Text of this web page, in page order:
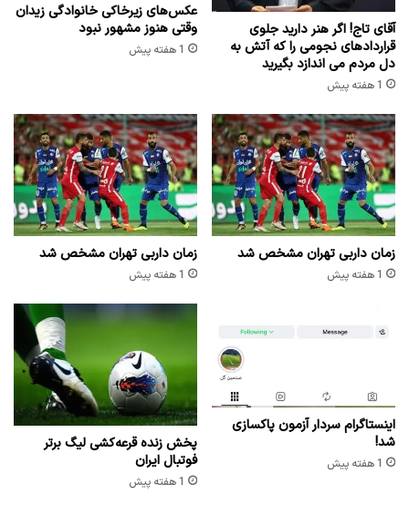
آقای تاج! اگر هنر دارید جلوی
قراردادهای نجومی را که آتش به
دل مردم می اندازد بگیرید
1 هفته پیش
عکس‌های زیرخاکی خانوادگی زیدان
وقتی هنوز مشهور نبود
1 هفته پیش
زمان داربی تهران مشخص شد
1 هفته پیش
زمان داربی تهران مشخص شد
1 هفته پیش
اینستاگرام سردار آزمون پاکسازی
شد!
1 هفته پیش
پخش زنده قرعه‌کشی لیگ برتر
فوتبال ایران
1 هفته پیش